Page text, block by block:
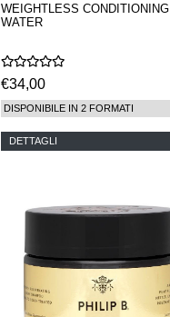
WEIGHTLESS CONDITIONING
WATER
€34,00
DISPONIBILE IN 2 FORMATI
DETTAGLI